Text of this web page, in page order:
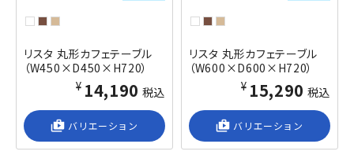
リスタ 丸形カフェテーブル
（W450×D450×H720）
¥14,190 税込
shop_2 バリエーション
リスタ 丸形カフェテーブル
（W600×D600×H720）
¥15,290 税込
shop_2 バリエーション